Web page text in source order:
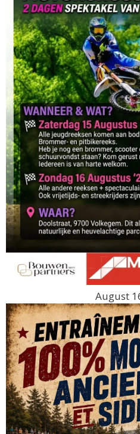
August